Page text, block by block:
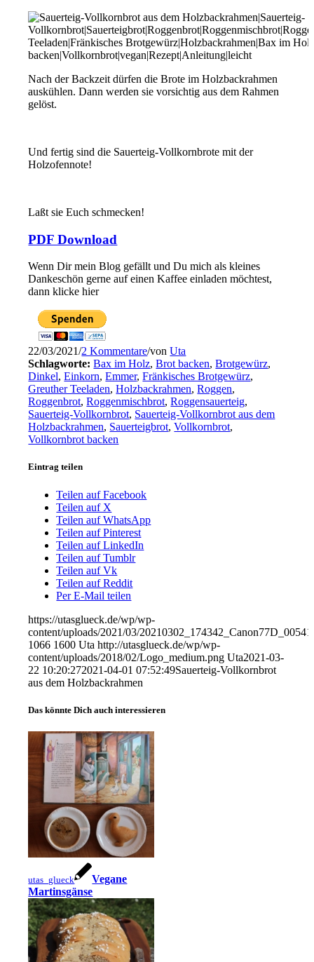
Nach der Backzeit dürfen die Brote im Holzbackrahmen
auskühlen. Dann werden sie vorsichtig aus dem Rahmen
gelöst.
Und fertig sind die Sauerteig-Vollkornbrote mit der
Holzofennote!
Laßt sie Euch schmecken!
PDF Download
Wenn Dir mein Blog gefällt und Du mich als kleines
Dankeschön gerne auf einen Kaffee einladen möchtest,
dann klicke hier
22/03/2021/2 Kommentare/vonUta
Schlagworte: Bax im Holz,Brot backen,Brotgewürz,
Dinkel,Einkorn,Emmer,Fränkisches Brotgewürz,
Greuther Teeladen,Holzbackrahmen,Roggen,
Roggenbrot,Roggenmischbrot,Roggensauerteig,
Sauerteig-Vollkornbrot, Sauerteig-Vollkornbrot aus dem
Holzbackrahmen, Sauerteigbrot,Vollkornbrot,
Vollkornbrot backen
Eintrag teilen
Teilen auf Facebook
Teilen auf X
Teilen auf WhatsApp
Teilen auf Pinterest
Teilen auf LinkedIn
Teilen auf Tumblr
Teilen auf Vk
Teilen auf Reddit
Per E-Mail teilen
https://utasglueck.de/wp/wp-
content/uploads/2021/03/
1066 1600 Uta http://utasglueck.de/wp/wp-
content/uploads/2018/02/Logo_medium.png Uta2021-03-
22 10:20:272021-04-01 07:52:49Sauerteig-Vollkornbrot
aus dem Holzbackrahmen
Das könnte Dich auch interessieren
utas_glueck
Vegane
Martinsgänse